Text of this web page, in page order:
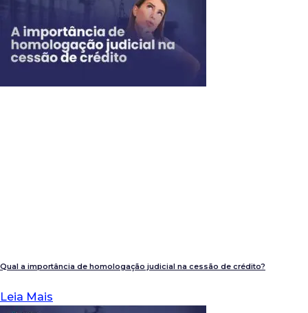
Qual a importância de homologação judicial na cessão de crédito?
Leia Mais